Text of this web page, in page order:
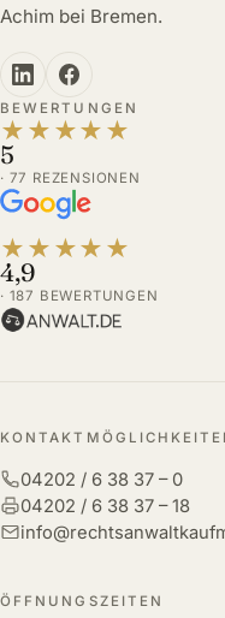
Achim bei Bremen.
BEWERTUNGEN
★ ★ ★★ ★
5
· 77 REZENSIONEN
★ ★ ★★ ★
4,9
· 187 BEWERTUNGEN
04202 / 6 38 37 – 0
04202 / 6 38 37 – 18
ÖFFNUNGSZEITEN